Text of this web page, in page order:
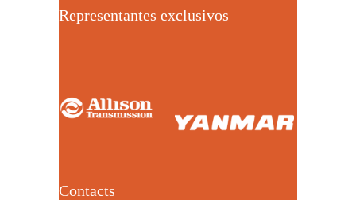
Representantes exclusivos
Contacts